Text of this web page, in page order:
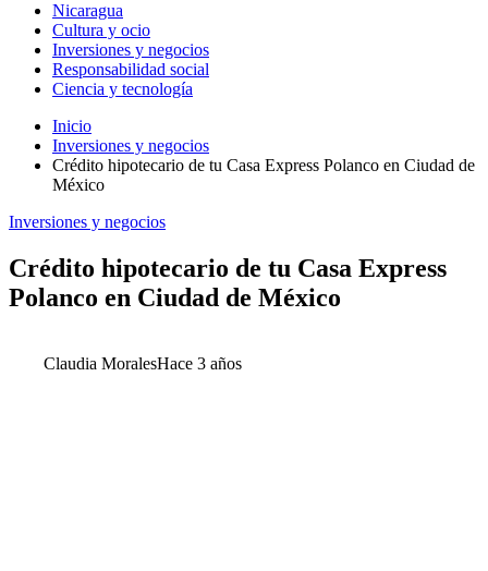
Nicaragua
Cultura y ocio
Inversiones y negocios
Responsabilidad social
Ciencia y tecnología
Inicio
Inversiones y negocios
Crédito hipotecario de tu Casa Express Polanco en Ciudad de
México
Inversiones y negocios
Crédito hipotecario de tu Casa Express
Polanco en Ciudad de México
Claudia MoralesHace 3 años